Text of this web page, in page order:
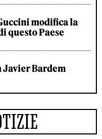
modifica la
questo Paese
Javier Bardem